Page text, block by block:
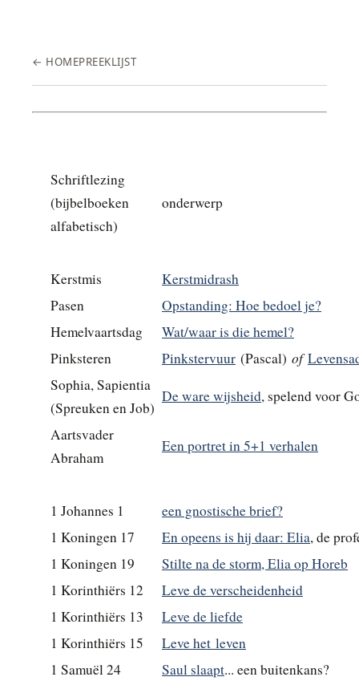
← HOMEPREEKLIJST
Schriftlezing
(bijbelboeken
alfabetisch)
onderwerp
Kerstmis
Kerstmidrash
Pasen
Opstanding: Hoe bedoel je?
Hemelvaartsdag
Wat/waar is die hemel?
Pinksteren
Pinkstervuur (Pascal) of
Sophia, Sapientia
(Spreuken en Job)
De ware wijsheid, spelend voor
Aartsvader
Abraham
Een portret in 5+1 verhalen
1 Johannes 1
een gnostische brief?
1 Koningen 17
En opeens is hij daar: Elia, de
1 Koningen 19
Stilte na de storm, Elia op Horeb
1 Korinthiërs 12
Leve de verscheidenheid
1 Korinthiërs 13
Leve de liefde
1 Korinthiërs 15
Leve het leven
1 Samuël 24
Saul slaapt... een buitenkans?